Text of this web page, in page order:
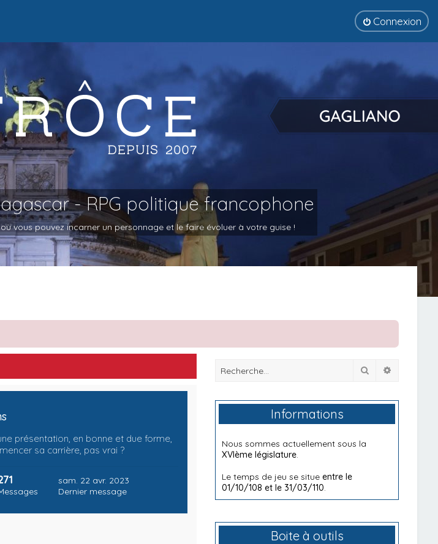
Connexion
- RPG politique francophone
vous pouvez incarner un personnage et le faire évoluer à votre guise !
présentation, en bonne et due forme,
sa carrière, pas vrai ?
sam. 22 avr. 2023
Dernier message
Rechercher
Informations
Nous sommes actuellement sous la
XVIème législature.
Le temps de jeu se situeentre le
01/10/108 et le 31/03/110.
Boite à outils